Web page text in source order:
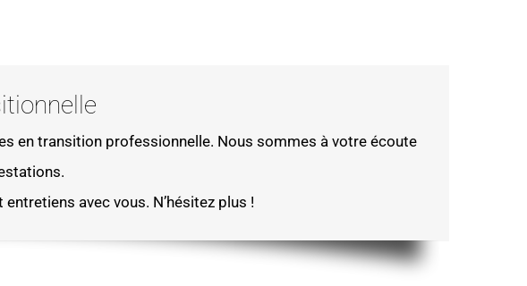
en transition professionnelle. Nous sommes à votre écoute
avec vous. N’hésitez plus !